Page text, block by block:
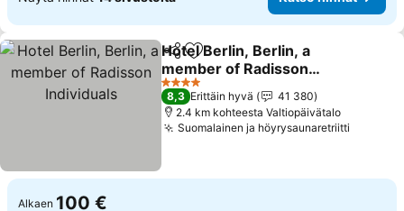
Jaa Lisää suosikkeihin
Hotel Berlin, Berlin, a
member of Radisson
Individuals
Katso hinnat
4 Tähtiluokitus
8,3 Erittäin hyvä
41 380
2.4 km kohteesta Valtiopäivätalo
Suomalainen ja höyrysaunaretriitti
Alkaen 100 €